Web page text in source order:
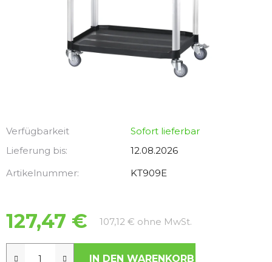
Verfügbarkeit
Sofort lieferbar
Lieferung bis:
12.08.2026
Artikelnummer:
KT909E
127,47 € 107,12 € ohne MwSt.
IN DEN WARENKORB